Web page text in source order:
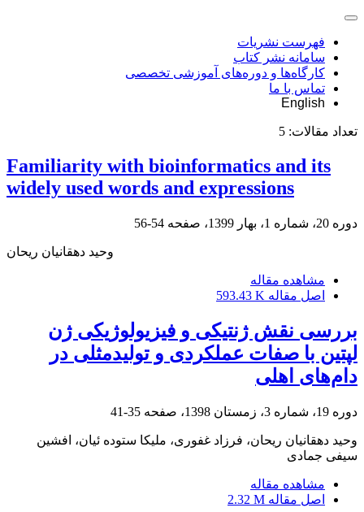
فهرست نشریات
سامانه نشر کتاب
کارگاه‌ها و دوره‌های آموزشی تخصصی
تماس با ما
English
تعداد مقالات: 5
Familiarity with bioinformatics and its
widely used words and expressions
دوره 20، شماره 1، بهار 1399، صفحه 54-56
وحید دهقانیان ریحان
مشاهده مقاله
اصل مقاله 593.43 K
بررسی نقش ژنتیکی و فیزیولوژیکی ژن
لپتین با صفات عملکردی و تولیدمثلی در
دام‌های اهلی
دوره 19، شماره 3، زمستان 1398، صفحه 35-41
وحید دهقانیان ریحان، فرزاد غفوری، ملیکا ستوده ئیان، افشین
سیفی جمادی
مشاهده مقاله
اصل مقاله 2.32 M